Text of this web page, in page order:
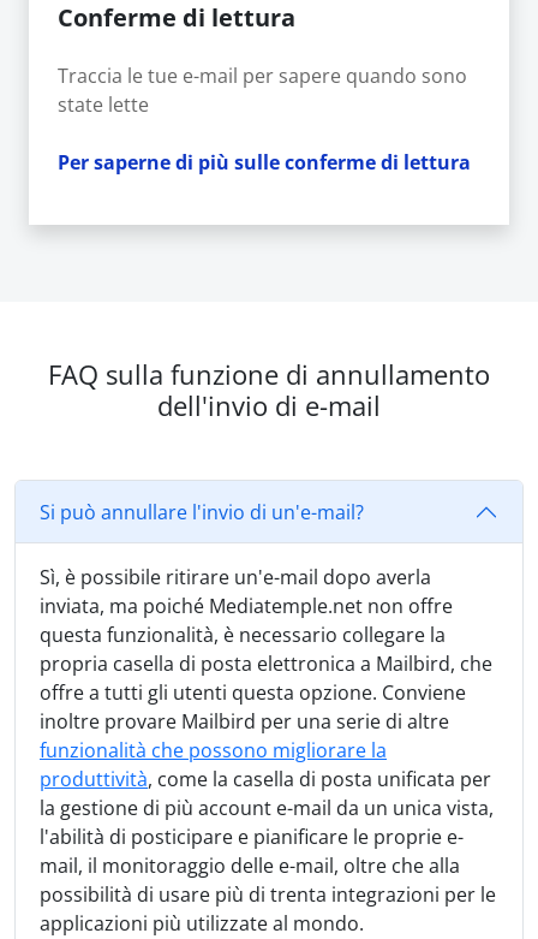
Conferme di lettura
Traccia le tue e-mail per sapere quando sono
state lette
Per saperne di più sulle conferme di lettura
FAQ sulla funzione di annullamento
dell'invio di e-mail
Si può annullare l'invio di un'e-mail?
Sì, è possibile ritirare un'e-mail dopo averla
inviata, ma poiché Mediatemple.net non offre
questa funzionalità, è necessario collegare la
propria casella di posta elettronica a Mailbird, che
offre a tutti gli utenti questa opzione. Conviene
inoltre provare Mailbird per una serie di altre
funzionalità che possono migliorare la
produttività, come la casella di posta unificata per
la gestione di più account e-mail da un unica vista,
l'abilità di posticipare e pianificare le proprie e-
mail, il monitoraggio delle e-mail, oltre che alla
possibilità di usare più di trenta integrazioni per le
applicazioni più utilizzate al mondo.